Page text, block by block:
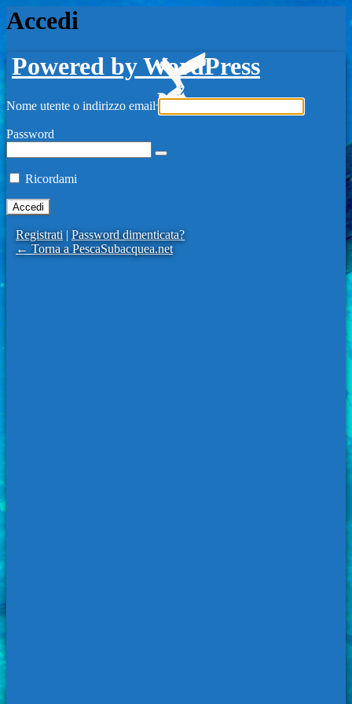
Accedi
Powered by WordPress
Nome utente o indirizzo email
Password
Ricordami
Registrati| Password dimenticata?
← Torna a PescaSubacquea.net